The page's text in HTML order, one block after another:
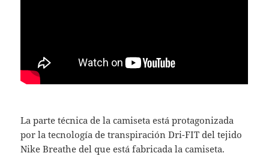
La parte técnica de la camiseta está protagonizada
por la tecnología de transpiración Dri-FIT del tejido
Nike Breathe del que está fabricada la camiseta.